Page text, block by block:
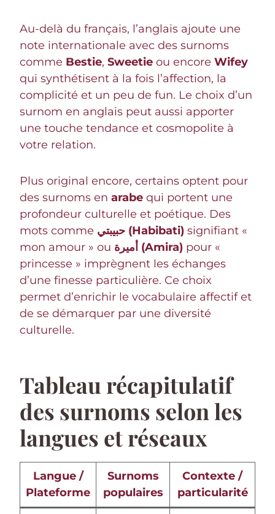
Au-delà du français, l’anglais ajoute une
note internationale avec des surnoms
comme Bestie, Sweetie ou encore Wifey
qui synthétisent à la fois l’affection, la
complicité et un peu de fun. Le choix d’un
surnom en anglais peut aussi apporter
une touche tendance et cosmopolite à
votre relation.
Plus original encore, certains optent pour
des surnoms en arabe qui portent une
profondeur culturelle et poétique. Des
mots comme
حبيبتي (Habibati) signifiant «
mon amour » ou
أميرة (Amira) pour «
princesse » imprègnent les échanges
d’une finesse particulière. Ce choix
permet d’enrichir le vocabulaire affectif et
de se démarquer par une diversité
culturelle.
Tableau récapitulatif
des surnoms selon les
langues et réseaux
Langue /
Plateforme
Surnoms
populaires
Contexte /
particularité